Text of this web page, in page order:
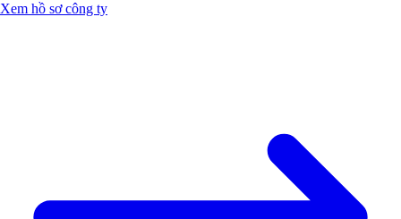
Xem hồ sơ công ty